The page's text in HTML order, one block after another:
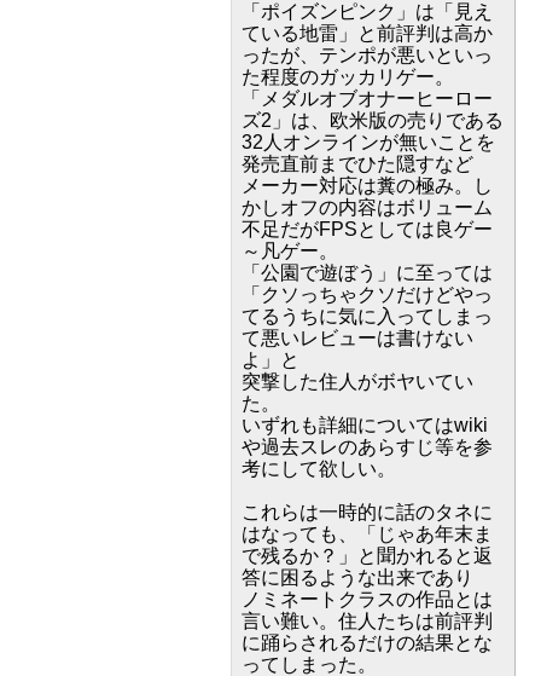
「ポイズンピンク」は「見え
ている地雷」と前評判は高か
ったが、テンポが悪いといっ
た程度のガッカリゲー。
「メダルオブオナーヒーロー
ズ2」は、欧米版の売りである
32人オンラインが無いことを
発売直前までひた隠すなど
メーカー対応は糞の極み。し
かしオフの内容はボリューム
不足だがFPSとしては良ゲー
～凡ゲー。
「公園で遊ぼう」に至っては
「クソっちゃクソだけどやっ
てるうちに気に入ってしまっ
て悪いレビューは書けない
よ」と
突撃した住人がボヤいてい
た。
いずれも詳細についてはwiki
や過去スレのあらすじ等を参
考にして欲しい。
これらは一時的に話のタネに
はなっても、「じゃあ年末ま
で残るか？」と聞かれると返
答に困るような出来であり
ノミネートクラスの作品とは
言い難い。住人たちは前評判
に踊らされるだけの結果とな
ってしまった。